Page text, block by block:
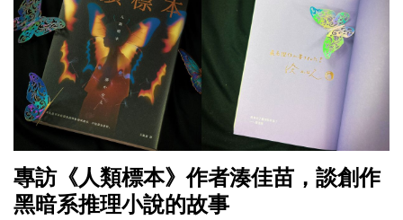
專訪《人類標本》作者湊佳苗，談創作
黑暗系推理小說的故事